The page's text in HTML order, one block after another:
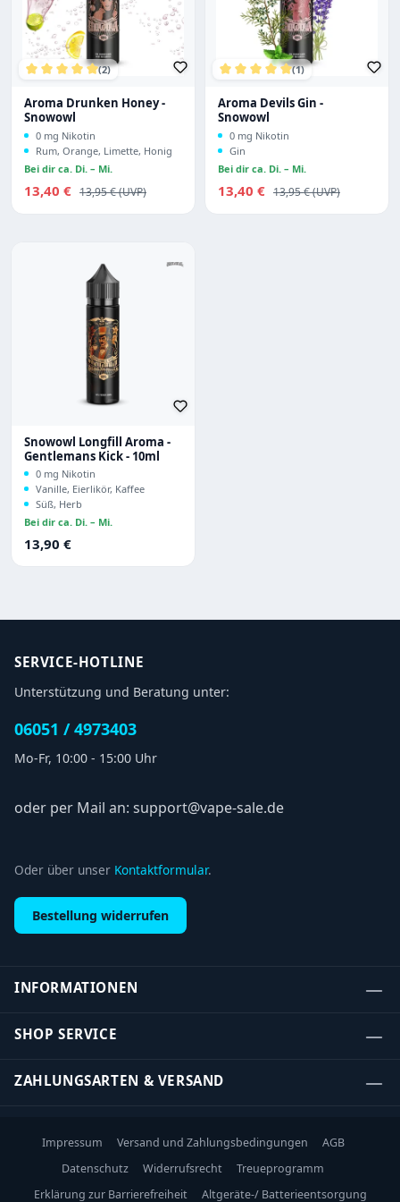
(2)
Aroma Drunken Honey -
Snowowl
0 mg Nikotin
Rum, Orange, Limette, Honig
Bei dir ca. Di. – Mi.
Verkaufspreis:
13,40 € Regulärer Preis:
13,95 €
(1)
Aroma Devils Gin -
Snowowl
0 mg Nikotin
Gin
Bei dir ca. Di. – Mi.
Verkaufspreis:
13,40 € Regulärer Preis:
13,95 €
Snowowl Longfill Aroma -
Gentlemans Kick - 10ml
0 mg Nikotin
Vanille, Eierlikör, Kaffee
Süß, Herb
Bei dir ca. Di. – Mi.
Regulärer Preis:
13,90 €
SERVICE-HOTLINE
Unterstützung und Beratung unter:
06051 / 4973403
Mo-Fr, 10:00 - 15:00 Uhr
oder per Mail an: support@vape-sale.de
Oder über unser Kontaktformular.
Bestellung widerrufen
INFORMATIONEN
SHOP SERVICE
ZAHLUNGSARTEN & VERSAND
Impressum Versand und Zahlungsbedingungen
AGB
Datenschutz
Widerrufsrecht
Treueprogramm
Erklärung zur Barrierefreiheit
Altgeräte-/ Batterieentsorgung